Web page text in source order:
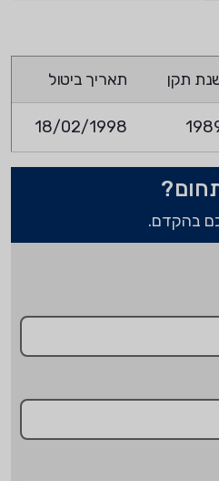
תקן תאריך ביטול
18/02/1998
בהקדם.